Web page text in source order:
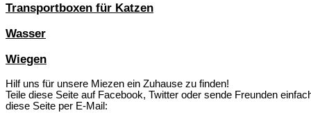
Transportboxen für Katzen
Wasser
Wiegen
Hilf uns für unsere Miezen ein Zuhause zu finden!
Teile diese Seite auf Facebook, Twitter oder sende Freunden
diese Seite per E-Mail: